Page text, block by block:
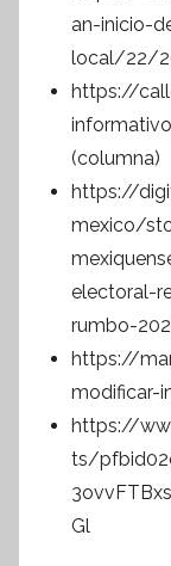
an-inicio-
local/22/
https://
(columna)
https://
mexico/
electoral-
rumbo-
https://
modificar-
https://
ts/
Gl